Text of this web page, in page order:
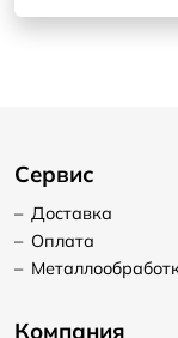
Сервис
– Доставка
– Оплата
–
Компания